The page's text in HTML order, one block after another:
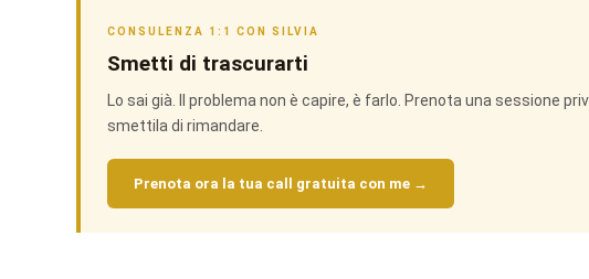
CONSULENZA 1:1 CON SILVIA
Smetti di trascurarti
Lo sai già. Il problema non è capire, è farlo. Prenota una sessione
smettila di rimandare.
Prenota ora la tua call gratuita con me →